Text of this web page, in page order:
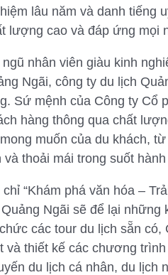
lâu năm và danh tiếng
lượng cao và đáp ứng mọi
nhân viên giàu kinh
Ngãi, công ty du lịch
Sứ mệnh của Công ty Cổ
hàng thông qua chất
muốn của du khách,
và thoải mái trong suốt
“Khám phá văn hóa –
Ngãi sẽ để lại những
các tour du lịch sẵn
và thiết kế các chương
du lịch cá nhân, du lịch